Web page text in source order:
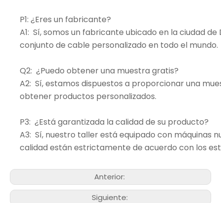
P1: ¿Eres un fabricante?
A1: Sí, somos un fabricante ubicado en la ciudad
conjunto de cable personalizado en todo el mundo.
Q2: ¿Puedo obtener una muestra gratis?
A2: Sí, estamos dispuestos a proporcionar una
obtener productos personalizados.
P3: ¿Está garantizada la calidad de su producto?
A3: Sí, nuestro taller está equipado con máquinas
calidad están estrictamente de acuerdo con los
Anterior:
Siguiente: